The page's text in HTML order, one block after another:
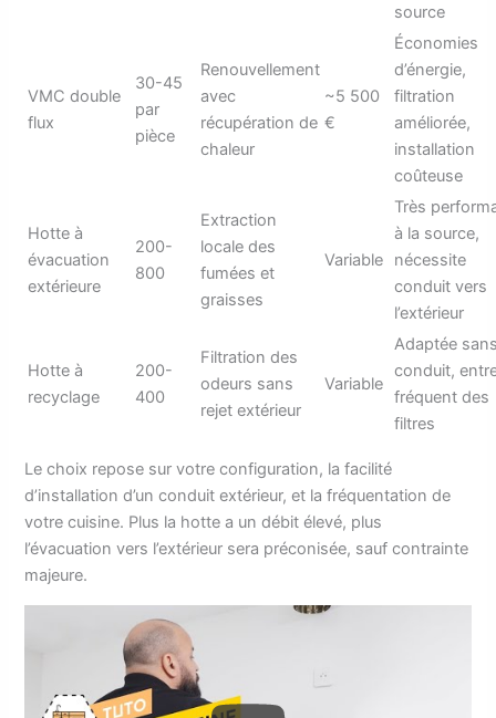
source
VMC double
flux
30-45
par
pièce
Renouvellement
avec
récupération de
chaleur
~5 500
€
Économies
d’énergie,
filtration
améliorée,
installation
coûteuse
Hotte à
évacuation
extérieure
200-
800
Extraction
locale des
fumées et
graisses
Variable
Très
à la source,
nécessite
conduit vers
l’extérieur
Hotte à
recyclage
200-
400
Filtration des
odeurs sans
rejet extérieur
Variable
Adaptée
conduit,
fréquent des
filtres
Le choix repose sur votre configuration, la facilité
d’installation d’un conduit extérieur, et la fréquentation de
votre cuisine. Plus la hotte a un débit élevé, plus
l’évacuation vers l’extérieur sera préconisée, sauf contrainte
majeure.